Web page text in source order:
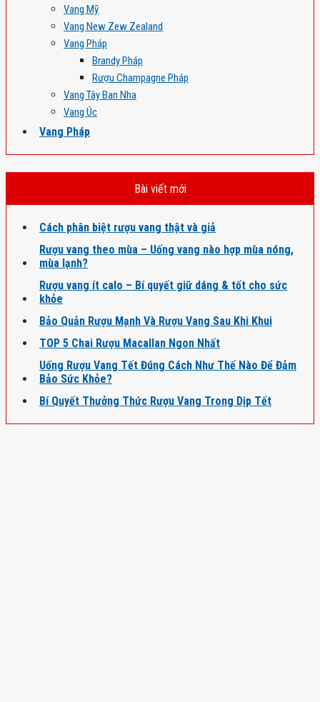
Vang Mỹ
Vang New Zew Zealand
Vang Pháp
Brandy Pháp
Rượu Champagne Pháp
Vang Tây Ban Nha
Vang Úc
Vang Pháp
Bài viết mới
Cách phân biệt rượu vang thật và giả
Rượu vang theo mùa – Uống vang nào hợp mùa nóng,
mùa lạnh?
Rượu vang ít calo – Bí quyết giữ dáng & tốt cho sức
khỏe
Bảo Quản Rượu Mạnh Và Rượu Vang Sau Khi Khui
TOP 5 Chai Rượu Macallan Ngon Nhất
Uống Rượu Vang Tết Đúng Cách Như Thế Nào Để Đảm
Bảo Sức Khỏe?
Bí Quyết Thưởng Thức Rượu Vang Trong Dịp Tết